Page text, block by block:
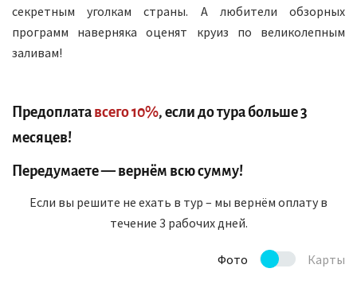
секретным уголкам страны. А любители обзорных
программ наверняка оценят круиз по великолепным
заливам!
Предоплата всего 10%, если до тура больше 3
месяцев!
Передумаете — вернём всю сумму!
Если вы решите не ехать в тур – мы вернём оплату в
течение 3 рабочих дней.
Фото Карты